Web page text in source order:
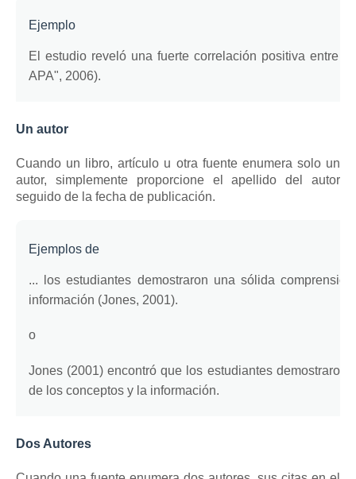
Ejemplo
El estudio reveló una fuerte correlación positiva entre
APA", 2006).
Un autor
Cuando un libro, artículo u otra fuente enumera solo un
autor, simplemente proporcione el apellido del autor
seguido de la fecha de publicación.
Ejemplos de
... los estudiantes demostraron una sólida
información (Jones, 2001).
o
Jones (2001) encontró que los estudiantes demostraron
de los conceptos y la información.
Dos Autores